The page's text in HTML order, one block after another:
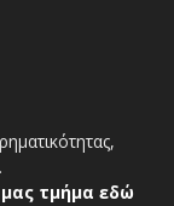
τμήμα εδώ